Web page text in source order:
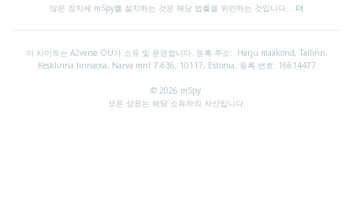
않은 장치에 mSpy를 설치하는 것은 해당 법률을 위반하는 것입니다... 더
이 사이트는 A2verse OÜ가 소유 및 운영합니다. 등록 주소: Harju maakond, Tallinn,
Kesklinna linnaosa, Narva mnt 7-636, 10117, Estonia, 등록 번호: 16614477
© 2026 mSpy.
모든 상표는 해당 소유자의 자산입니다.